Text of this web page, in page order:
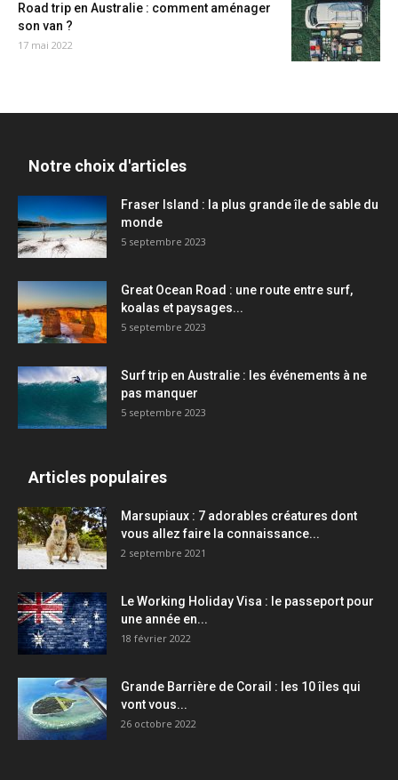
Road trip en Australie : comment aménager
son van ?
17 mai 2022
Notre choix d'articles
Fraser Island : la plus grande île de sable du
monde
5 septembre 2023
Great Ocean Road : une route entre surf,
koalas et paysages...
5 septembre 2023
Surf trip en Australie : les événements à ne
pas manquer
5 septembre 2023
Articles populaires
Marsupiaux : 7 adorables créatures dont
vous allez faire la connaissance...
2 septembre 2021
Le Working Holiday Visa : le passeport pour
une année en...
18 février 2022
Grande Barrière de Corail : les 10 îles qui
vont vous...
26 octobre 2022